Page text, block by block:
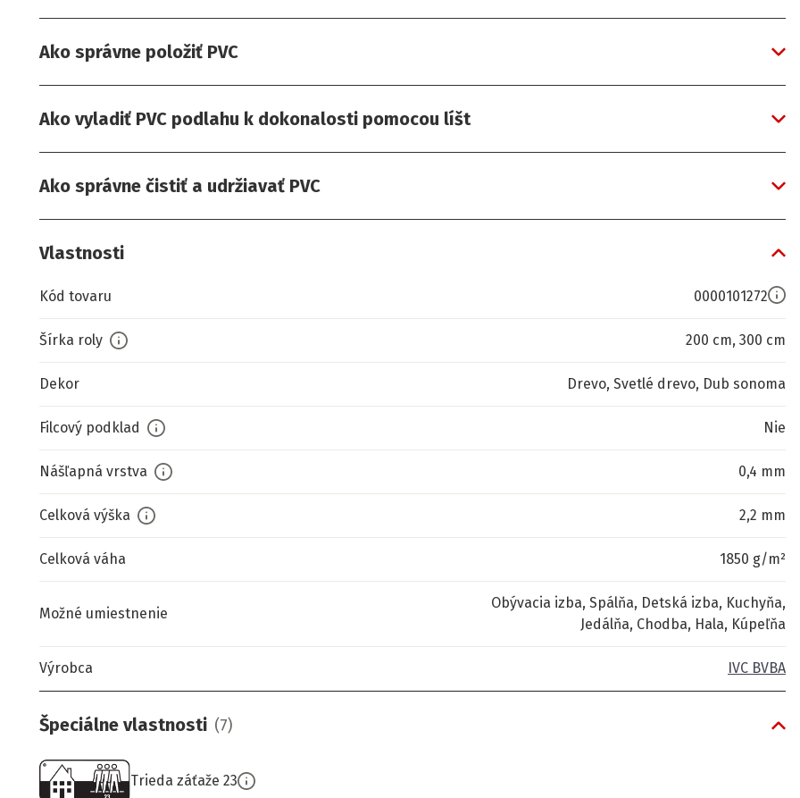
Ako správne položiť PVC
Ako vyladiť PVC podlahu k dokonalosti pomocou líšt
Ako správne čistiť a udržiavať PVC
Vlastnosti
Kód tovaru 0000101272
Šírka roly 200 cm, 300 cm
Dekor Drevo, Svetlé drevo, Dub sonoma
Filcový podklad Nie
Nášľapná vrstva 0,4 mm
Celková výška 2,2 mm
Celková váha 1850 g/m²
Možné umiestnenie
Obývacia izba, Spálňa, Detská izba, Kuchyňa,
Jedálňa, Chodba, Hala, Kúpeľňa
Výrobca IVC BVBA
Špeciálne vlastnosti (7)
Trieda záťaže 23